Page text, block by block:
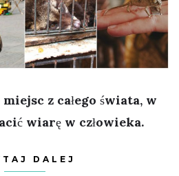
z całego świata, w
wiarę w człowieka.
DALEJ